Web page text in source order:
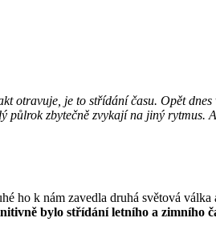
otravuje, je to střídání času. Opět dnes
půlrok zbytečně zvykají na jiný rytmus.
ho k nám zavedla druhá světová válka
bylo střídání letního a zimního